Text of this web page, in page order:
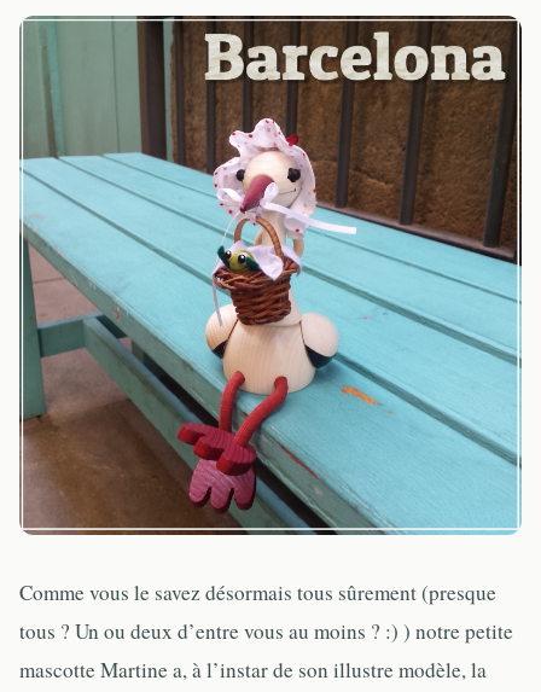
Comme vous le savez désormais tous sûrement (presque
tous ? Un ou deux d’entre vous au moins ? :) ) notre petite
mascotte Martine a, à l’instar de son illustre modèle, la